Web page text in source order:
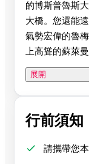
的博斯普魯斯
大橋。您還能
氣勢宏偉的魯
上高聳的蘇萊
展開
行前須知
請攜帶您